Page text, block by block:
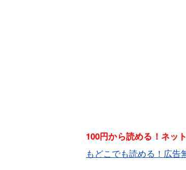
100円から読める！ネッ
もどこでも読める！広